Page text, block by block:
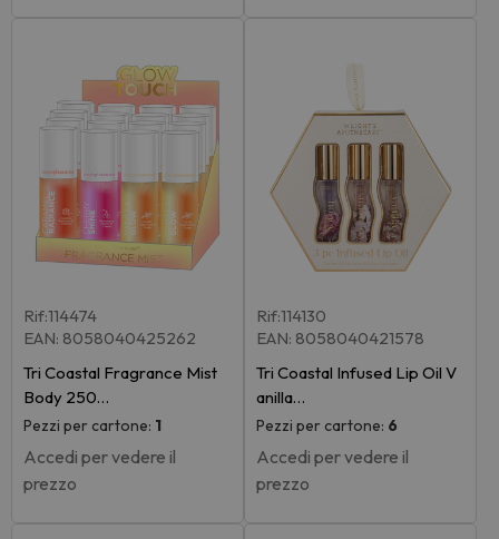
Rif:114474
EAN: 8058040425262
Tri Coastal Fragrance Mist
Body 250…
Pezzi per cartone: 1
Accedi per vedere il
prezzo
Rif:114130
EAN: 8058040421578
Tri Coastal Infused Lip Oil V
anilla…
Pezzi per cartone: 6
Accedi per vedere il
prezzo